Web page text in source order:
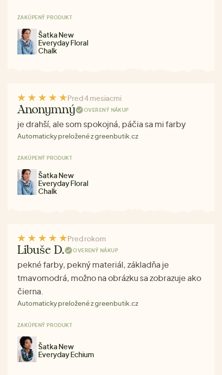
ZAKÚPENÝ PRODUKT
Šatka New
Everyday Floral
Chalk
Pred 4 mesiacmi
Anonymný OVERENÝ NÁKUP
je drahší, ale som spokojná, páčia sa mi farby
Automaticky preložené z greenbutik.cz
ZAKÚPENÝ PRODUKT
Šatka New
Everyday Floral
Chalk
Pred rokom
Libuše D. OVERENÝ NÁKUP
pekné farby, pekný materiál, základňa je
tmavomodrá, možno na obrázku sa zobrazuje ako
čierna.
Automaticky preložené z greenbutik.cz
ZAKÚPENÝ PRODUKT
Šatka New
Everyday Echium